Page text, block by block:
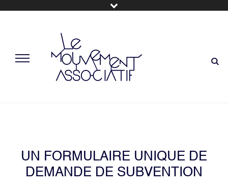
UN FORMULAIRE UNIQUE DE
DEMANDE DE SUBVENTION